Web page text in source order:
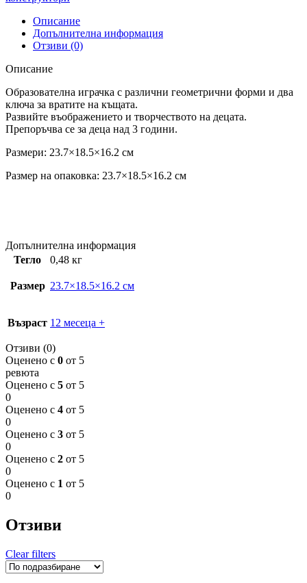
Описание
Допълнителна информация
Отзиви (0)
Описание
Образователна играчка с различни геометрични форми и два
ключа за вратите на къщата.
Развийте въображението и творчеството на децата.
Препоръчва се за деца над 3 години.
Размери: 23.7×18.5×16.2 см
Размер на опаковка: 23.7×18.5×16.2 см
Допълнителна информация
Тегло
0,48 кг
Размер 23.7×18.5×16.2 см
Възраст 12 месеца +
Отзиви (0)
Оценено с 0 от 5
ревюта
Оценено с 5 от 5
0
Оценено с 4 от 5
0
Оценено с 3 от 5
0
Оценено с 2 от 5
0
Оценено с 1 от 5
0
Отзиви
Clear filters